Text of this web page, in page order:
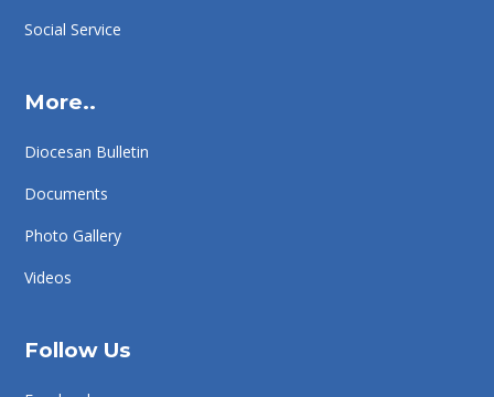
Social Service
More..
Diocesan Bulletin
Documents
Photo Gallery
Videos
Follow Us